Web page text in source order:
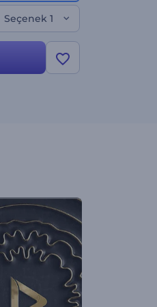
Seçenek 1